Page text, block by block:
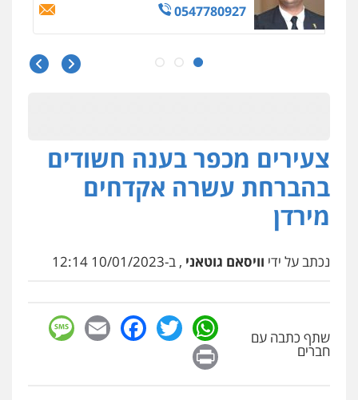
0547780927
עו"ד אסף גונן
מעצרים
גל דהן – משרד עורך דין פלילי
פלילי פשיעה חמורה סמים מעצרים
וחקירות
0544723840
פלילי עורכי דין לענייני אסירים מעצרים
סמים רכוש
עדי כרמלי – חברת עו"ד
כלכלי
0525060666
צעירים מכפר בענה חשודים
בהברחת עשרה אקדחים
מירדן
נכתב על ידי וויסאם גוטאני , ב-10/01/2023 12:14
שתף כתבה עם
חברים
WhatsApp
Twitter
Facebook
Email